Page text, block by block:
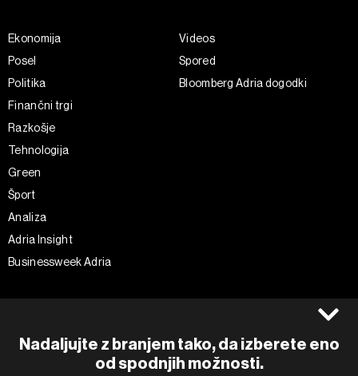
Nadaljujte z branjem tako, da izberete eno
od spodnjih možnosti.
Ekonomija
Posel
Politika
Finančni trgi
Razkošje
Tehnologija
Green
Šport
Analiza
Adria Insight
Businessweek Adria
Videos
Spored
Bloomberg Adria dogodki
Piškotki
Instagram